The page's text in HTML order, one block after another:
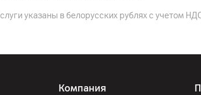
указаны в белорусских рублях с учетом
Компания